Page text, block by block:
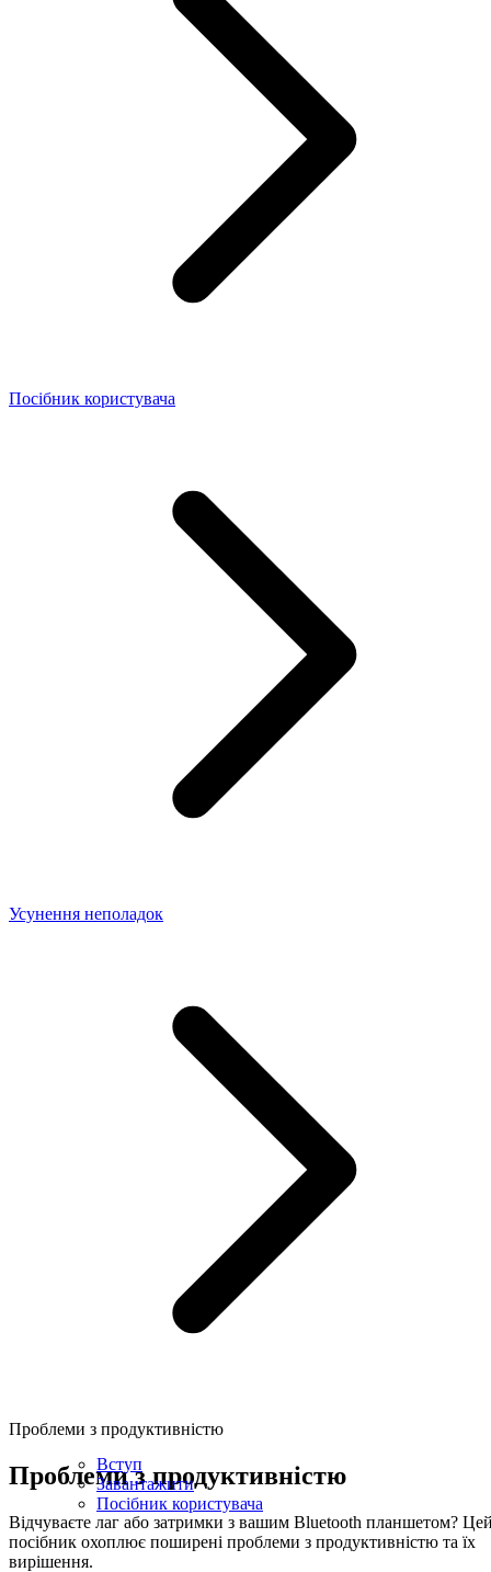
Вступ
Завантажити
Посібник користувача
Посібник користувача
Усунення неполадок
Проблеми з продуктивністю
Проблеми з продуктивністю
Відчуваєте лаг або затримки з вашим Bluetooth планшетом?
посібник охоплює поширені проблеми з продуктивністю та їх
вирішення.